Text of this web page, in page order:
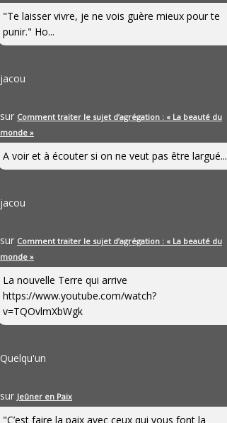
"Te laisser vivre, je ne vois guère mieux pour te
punir." Ho...
jacou
sur Comment traiter le sujet d’agrégation : « La beauté du
monde »
A voir et à écouter si on ne veut pas être largué...
jacou
sur Comment traiter le sujet d’agrégation : « La beauté du
monde »
La nouvelle Terre qui arrive
https://www.youtube.com/watch?
v=TQOvlmXbWgk
Quelqu'un
sur Jeûner en Paix
"C’est faire la paix avec ceux qui vous font la